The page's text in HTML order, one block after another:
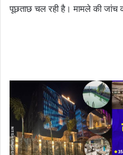
पूछताछ चल रही है। मामले की जांच